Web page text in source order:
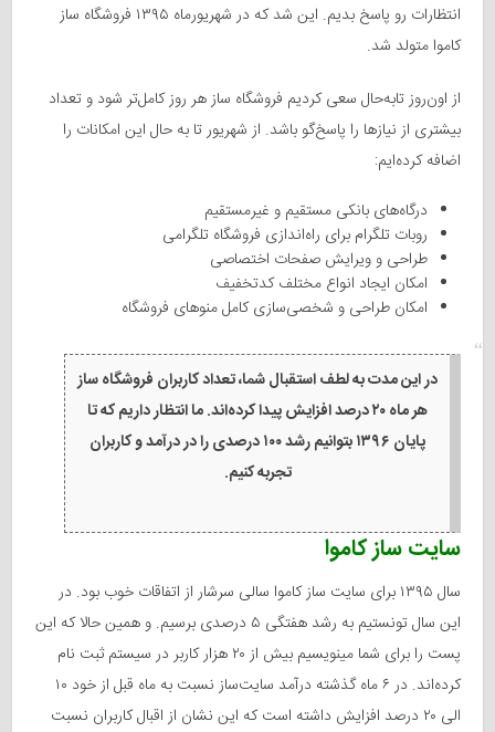
انتظارات رو پاسخ بدیم. این شد که در شهریورماه ۱۳۹۵ فروشگاه ساز
کاموا متولد شد.
از اون‌روز تابه‌حال سعی کردیم فروشگاه ساز هر روز کامل‌تر شود و تعداد
بیشتری از نیازها را پاسخ‌گو باشد. از شهریور تا به حال این امکانات را
اضافه کرده‌ایم:
درگاه‌های بانکی مستقیم و غیرمستقیم
روبات تلگرام برای راه‌اندازی فروشگاه تلگرامی
طراحی و ویرایش صفحات اختصاصی
امکان ایجاد انواع مختلف کدتخفیف
امکان طراحی و شخصی‌سازی کامل منوهای فروشگاه
در این مدت به لطف استقبال شما، تعداد کاربران فروشگاه ساز
هر ماه ۲۰ درصد افزایش پیدا کرده‌اند. ما انتظار داریم که تا
پایان ۱۳۹۶ بتوانیم رشد ۱۰۰ درصدی را در درآمد و کاربران
تجربه کنیم.
سایت ساز کاموا
سال ۱۳۹۵ برای سایت ساز کاموا سالی سرشار از اتفاقات خوب بود. در
این سال تونستیم به رشد هفتگی ۵ درصدی برسیم. و همین حالا که این
پست را برای شما مینویسیم بیش از ۲۰ هزار کاربر در سیستم ثبت نام
کرده‌اند. در ۶ ماه گذشته درآمد سایت‌ساز نسبت به ماه قبل از خود ۱۰
الی ۲۰ درصد افزایش داشته است که این نشان از اقبال کاربران نسبت